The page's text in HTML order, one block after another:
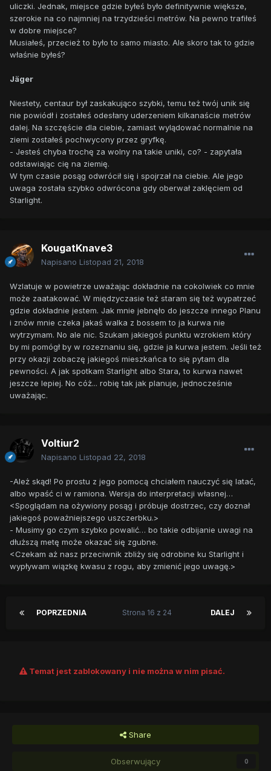
uliczki. Jednak, miejsce gdzie byłeś było definitywnie większe,
szerokie na co najmniej na trzydzieści metrów. Na pewno trafiłeś
w dobre miejsce?
Musiałeś, przecież to było to samo miasto. Ale skoro tak to gdzie
właśnie byłeś?
Jäger
Niestety, centaur był zaskakująco szybki, temu też twój unik się
nie powiódł i zostałeś odesłany uderzeniem kilkanaście metrów
dalej. Na szczęście dla ciebie, zamiast wylądować normalnie na
ziemi zostałeś pochwycony przez gryfkę.
- Jesteś chyba trochę za wolny na takie uniki, co? - zapytała
odstawiając cię na ziemię.
W tym czasie posąg odwrócił się i spojrzał na ciebie. Ale jego
uwaga została szybko odwrócona gdy oberwał zaklęciem od
Starlight.
KougatKnave3
Napisano Listopad 21, 2018
Wzlatuje w powietrze uważając dokładnie na cokolwiek co mnie
może zaatakować. W międzyczasie też staram się też wypatrzeć
gdzie dokładnie jestem. Jak mnie jebnęło do jeszcze innego Planu
i znów mnie czeka jakaś walka z bossem to ja kurwa nie
wytrzymam. No ale nic. Szukam jakiegoś punktu wzrokiem który
by mi pomógł by w rozeznaniu się, gdzie ja kurwa jestem. Jeśli też
przy okazji zobaczę jakiegoś mieszkańca to się pytam dla
pewności. A jak spotkam Starlight albo Stara, to kurwa nawet
jeszcze lepiej. No cóż... robię tak jak planuje, jednocześnie
uważając.
Voltiur2
Napisano Listopad 22, 2018
-Ależ skąd! Po prostu z jego pomocą chciałem nauczyć się latać,
albo wpaść ci w ramiona. Wersja do interpretacji własnej…
<Spoglądam na ożywiony posąg i próbuje dostrzec, czy doznał
jakiegoś poważniejszego uszczerbku.>
- Musimy go czym szybko powalić… bo takie odbijanie uwagi na
dłuższą metę może okazać się zgubne.
<Czekam aż nasz przeciwnik zbliży się odrobine ku Starlight i
wypływam wiązkę kwasu z rogu, aby zmienić jego uwagę.>
POPRZEDNIA DALEJ
Strona 16 z 24
Temat jest zablokowany i nie można w nim pisać.
Share
Obserwujący 0